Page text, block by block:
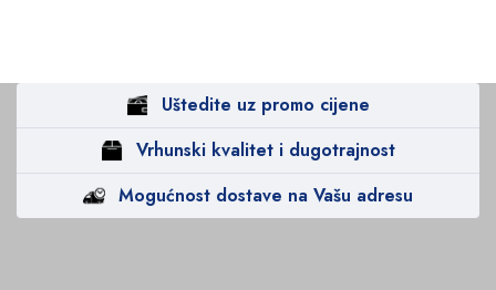
Uštedite uz promo cijene
Vrhunski kvalitet i dugotrajnost
Mogućnost dostave na Vašu adresu